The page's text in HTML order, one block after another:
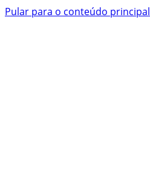
Pular para o conteúdo principal
Pesquisar